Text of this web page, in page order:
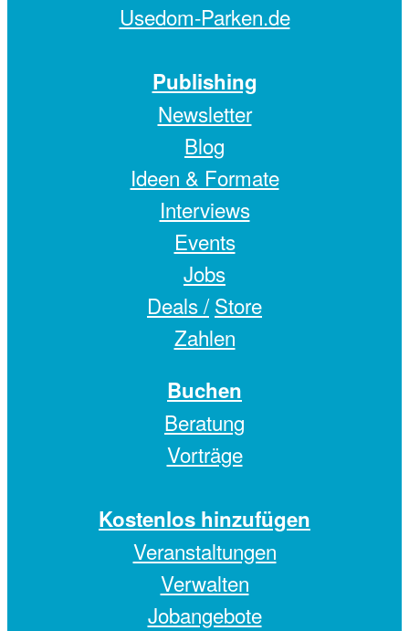
Usedom-Parken.de
Publishing
Newsletter
Blog
Ideen & Formate
Interviews
Events
Jobs
Deals / Store
Zahlen
Buchen
Beratung
Vorträge
Kostenlos hinzufügen
Veranstaltungen
Verwalten
Jobangebote